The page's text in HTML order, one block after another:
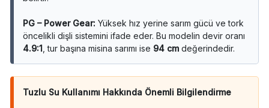
PG – Power Gear: Yüksek hız yerine sarım gücü ve tork
öncelikli dişli sistemini ifade eder. Bu modelin devir oranı
4.9:1 , tur başına misina sarımı ise 94 cmdeğerindedir.
Tuzlu Su Kullanımı Hakkında Önemli Bilgilendirme